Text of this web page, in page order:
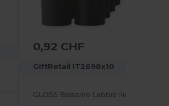
0,92 CHF
GiftRetail IT2698x10